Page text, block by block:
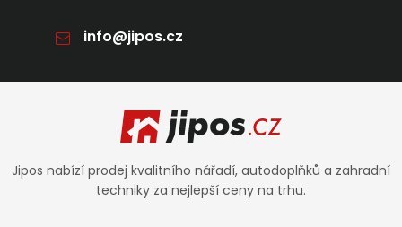
info@jipos.cz
Zápatí
Jipos nabízí prodej kvalitního nářadí, autodoplňků a zahradní
techniky za nejlepší ceny na trhu.